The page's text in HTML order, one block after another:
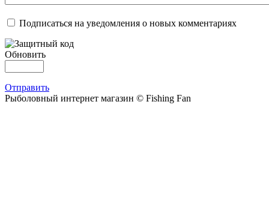
Подписаться на уведомления о новых комментариях
Обновить
Отправить
Рыболовный интернет магазин © Fishing Fan